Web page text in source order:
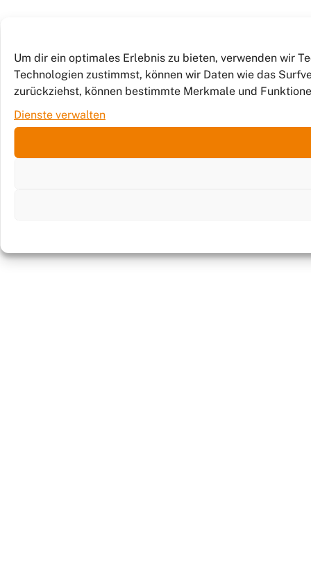
Um dir ein optimales Erlebnis zu bieten, verwenden wir
Technologien zustimmst, können wir Daten wie das
zurückziehst, können bestimmte Merkmale und
Dienste verwalten